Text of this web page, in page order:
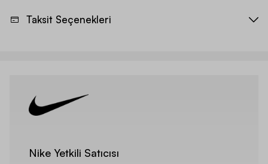
Taksit Seçenekleri
Nike Yetkili Satıcısı